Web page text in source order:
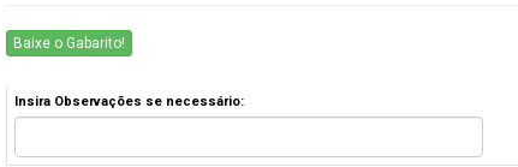
Baixe o Gabarito!
Insira Observações se necessário: